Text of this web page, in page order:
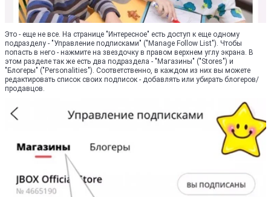
Это - еще не все. На странице "Интересное" есть доступ к еще одному
подразделу - "Управление подписками" ("Manage Follow List"). Чтобы
попасть в него - нажмите на звездочку в правом верхнем углу экрана. В
этом разделе так же есть два подраздела - "Магазины" ("Stores") и
"Блогеры" ("Personalities"). Соответственно, в каждом из них вы можете
редактировать список своих подписок - добавлять или убирать блогеров/
продавцов.